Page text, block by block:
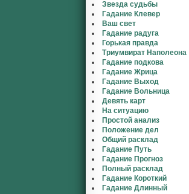
Звезда судьбы
Гадание Клевер
Ваш свет
Гадание радуга
Горькая правда
Триумвират Наполеона
Гадание подкова
Гадание Жрица
Гадание Выход
Гадание Вольница
Девять карт
На ситуацию
Простой анализ
Положение дел
Общий расклад
Гадание Путь
Гадание Прогноз
Полный расклад
Гадание Короткий
Гадание Длинный